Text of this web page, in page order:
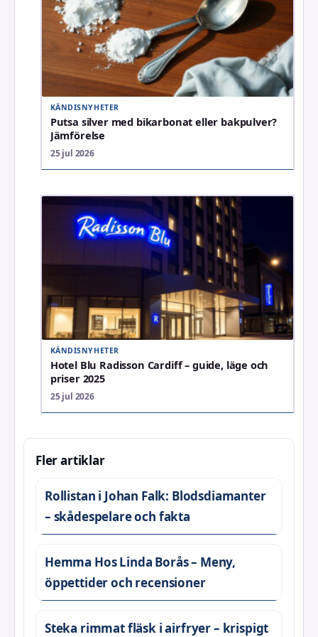
KÄNDISNYHETER
Putsa silver med bikarbonat eller bakpulver?
Jämförelse
25 jul 2026
KÄNDISNYHETER
Hotel Blu Radisson Cardiff – guide, läge och
priser 2025
25 jul 2026
Fler artiklar
Rollistan i Johan Falk: Blodsdiamanter
– skådespelare och fakta
Hemma Hos Linda Borås – Meny,
öppettider och recensioner
Steka rimmat fläsk i airfryer – krispigt